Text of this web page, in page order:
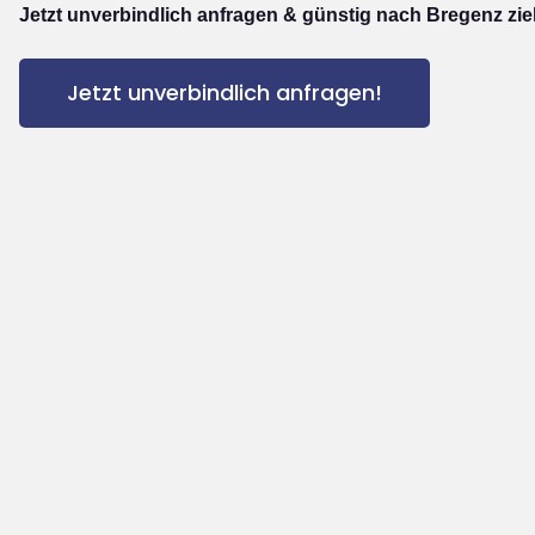
Jetzt unverbindlich anfragen & günstig nach Bregenz
Jetzt unverbindlich anfragen!